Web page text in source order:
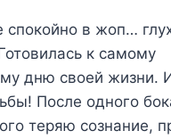
спокойно в жоп…
к самому
дню своей жизни.
После одного
теряю сознание,